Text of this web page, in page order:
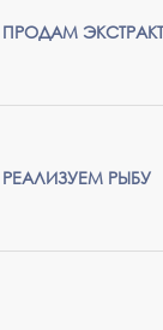
ПРОДАМ
РЕАЛИЗУЕМ РЫБУ